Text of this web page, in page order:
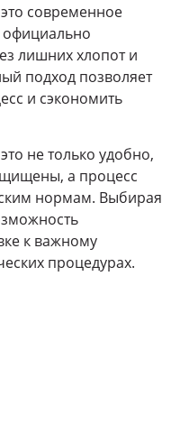
современное
лишних хлопот и
подход позволяет
и сэкономить
не только удобно,
а процесс
нормам. Выбирая
к важному
процедурах.